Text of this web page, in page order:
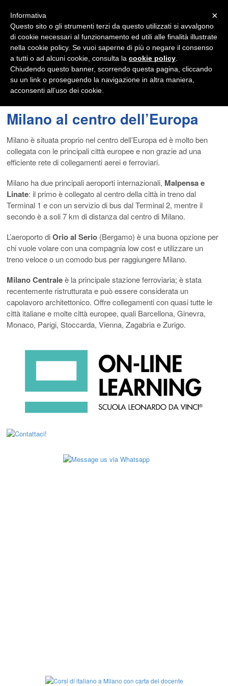
Milano al centro dell’Europa
Milano è situata proprio nel centro dell’Europa ed è molto ben
collegata con le principali città europee e non grazie ad una
efficiente rete di collegamenti aerei e ferroviari.
Milano ha due principali aeroporti internazionali, Malpensa e
Linate: il primo è collegato al centro della città in treno dal
Terminal 1 e con un servizio di bus dal Terminal 2, mentre il
secondo è a soli 7 km di distanza dal centro di Milano.
L’aeroporto diOrio al Serio (Bergamo) è una buona opzione per
chi vuole volare con una compagnia low cost e utilizzare un
treno veloce o un comodo bus per raggiungere Milano.
Milano Centraleè la principale stazione ferroviaria; è stata
recentemente ristrutturata e può essere considerata un
capolavoro architettonico. Offre collegamenti con quasi tutte le
città italiane e molte città europee, quali Barcellona, Ginevra,
Monaco, Parigi, Stoccarda, Vienna, Zagabria e Zurigo.
×
Informativa
Questo sito o gli strumenti terzi da questo utilizzati si avvalgono
di cookie necessari al funzionamento ed utili alle finalità illustrate
nella cookie policy. Se vuoi saperne di più o negare il consenso
a tutti o ad alcuni cookie, consulta la cookie policy
Chiudendo questo banner, scorrendo questa pagina, cliccando
su un link o proseguendo la navigazione in altra maniera,
acconsenti all’uso dei cookie.